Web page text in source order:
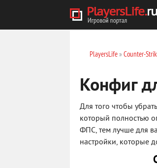
PlayersLife» Counter-
Конфиг
Для того чтобы
который полностью
ФПС, тем лучше для
настройки, которые